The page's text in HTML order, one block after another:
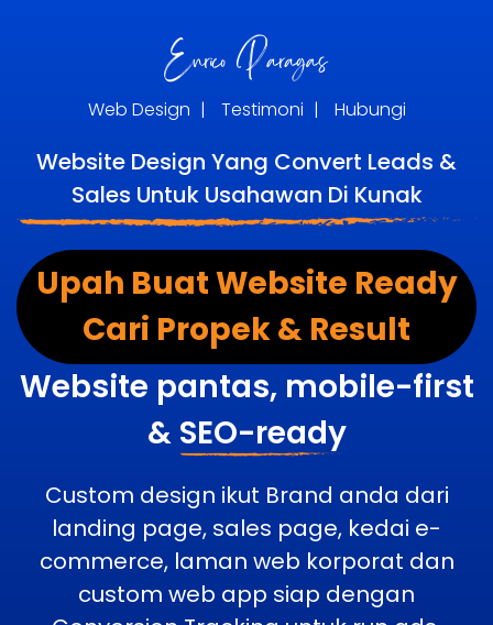
Web Design | Testimoni | Hubungi
Website Design Yang Convert Leads &
Sales Untuk Usahawan Di Kunak
Upah Buat Website Ready
Cari Propek & Result
Website pantas, mobile-first
& SEO-ready
Custom design ikut Brand anda dari
landing page, sales page, kedai e-
commerce, laman web korporat dan
custom web app siap dengan